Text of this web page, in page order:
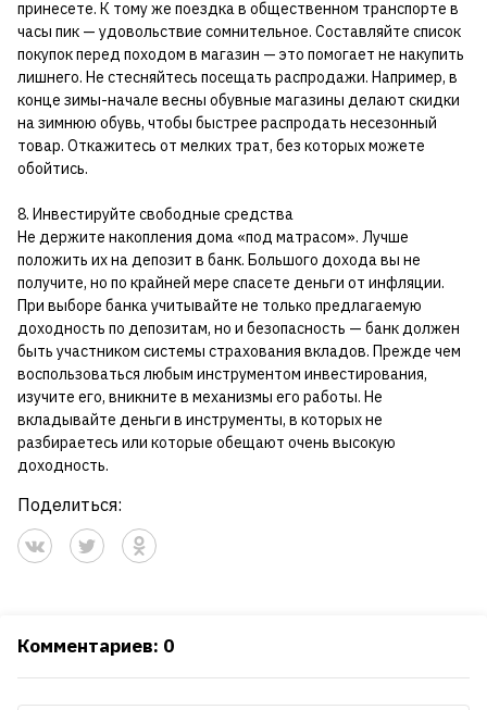
принесете. К тому же поездка в общественном транспорте в
часы пик — удовольствие сомнительное. Составляйте список
покупок перед походом в магазин — это помогает не накупить
лишнего. Не стесняйтесь посещать распродажи. Например, в
конце зимы-начале весны обувные магазины делают скидки
на зимнюю обувь, чтобы быстрее распродать несезонный
товар. Откажитесь от мелких трат, без которых можете
обойтись.
8. Инвестируйте свободные средства
Не держите накопления дома «под матрасом». Лучше
положить их на депозит в банк. Большого дохода вы не
получите, но по крайней мере спасете деньги от инфляции.
При выборе банка учитывайте не только предлагаемую
доходность по депозитам, но и безопасность — банк должен
быть участником системы страхования вкладов. Прежде чем
воспользоваться любым инструментом инвестирования,
изучите его, вникните в механизмы его работы. Не
вкладывайте деньги в инструменты, в которых не
разбираетесь или которые обещают очень высокую
доходность.
Поделиться:
Комментариев: 0